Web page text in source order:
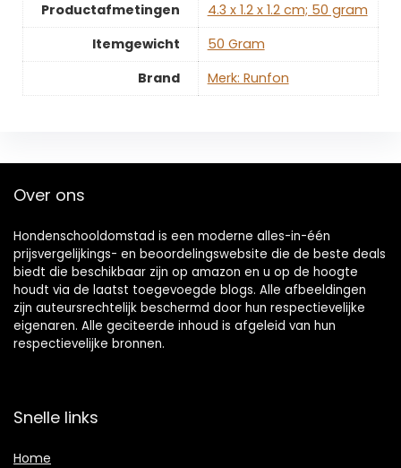
Productafmetingen
‎4.3 x 1.2 x 1.2 cm; 50 gram
Itemgewicht
‎50 Gram
Brand
Merk: Runfon
Over ons
Hondenschooldomstad is een moderne alles-in-één
prijsvergelijkings- en beoordelingswebsite die de beste deals
biedt die beschikbaar zijn op amazon en u op de hoogte
houdt via de laatst toegevoegde blogs. Alle afbeeldingen
zijn auteursrechtelijk beschermd door hun respectievelijke
eigenaren. Alle geciteerde inhoud is afgeleid van hun
respectievelijke bronnen.
Snelle links
Home